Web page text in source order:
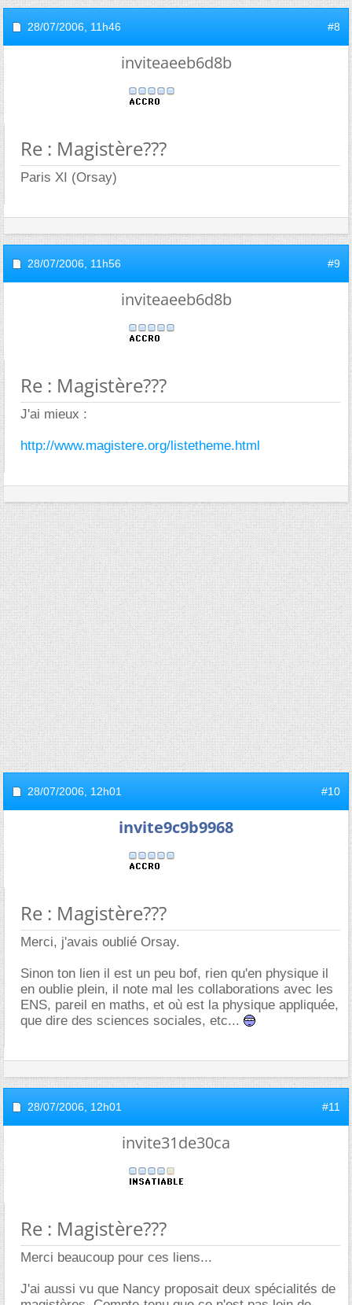
28/07/2006, 11h46 #8
inviteaeeb6d8b
Re : Magistère???
Paris XI (Orsay)
28/07/2006, 11h56 #9
inviteaeeb6d8b
Re : Magistère???
J'ai mieux :
http://www.magistere.org/listetheme.html
28/07/2006, 12h01 #10
invite9c9b9968
Re : Magistère???
Merci, j'avais oublié Orsay.
Sinon ton lien il est un peu bof, rien qu'en physique il
en oublie plein, il note mal les collaborations avec les
ENS, pareil en maths, et où est la physique appliquée,
que dire des sciences sociales, etc...
28/07/2006, 12h01 #11
invite31de30ca
Re : Magistère???
Merci beaucoup pour ces liens...
J'ai aussi vu que Nancy proposait deux spécialités de